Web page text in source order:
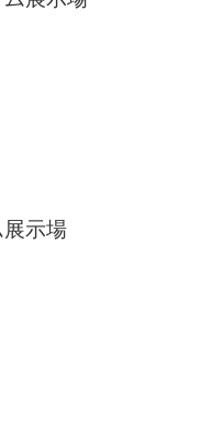
示場